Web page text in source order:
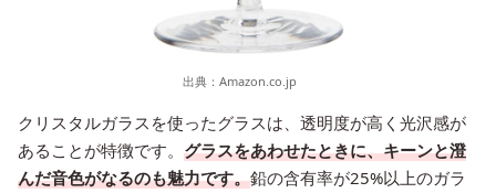
出典： Amazon.co.jp
クリスタルガラスを使ったグラスは、透明度が高く光沢感が
あることが特徴です。 グラスをあわせたときに、キーンと澄
んだ音色がなるのも魅力です。鉛の含有率が25%以上のガラ